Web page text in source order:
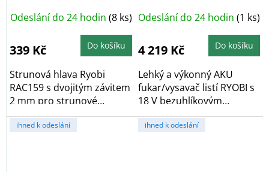
Odeslání do 24 hodin (8 ks)
339 Kč Do košíku
Strunová hlava Ryobi
RAC159 s dvojitým závitem
2 mm pro strunové
sekačky Ryobi. Slouží...
Odeslání do 24 hodin (1 ks)
4 219 Kč Do košíku
Lehký a výkonný AKU
fukar/vysavač listí RYOBI s
18 V bezuhlíkovým
motorem a vakem o...
ihned k odeslání ihned k odeslání